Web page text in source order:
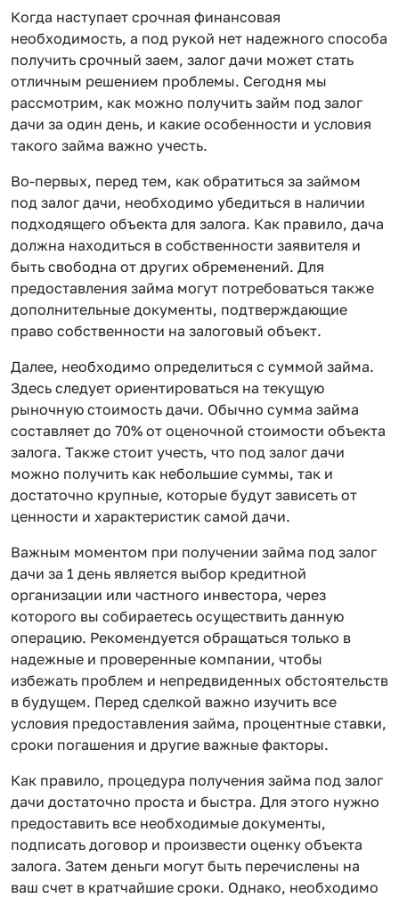
Когда наступает срочная финансовая
необходимость, а под рукой нет надежного способа
получить срочный заем, залог дачи может стать
отличным решением проблемы. Сегодня мы
рассмотрим, как можно получить займ под залог
дачи за один день, и какие особенности и условия
такого займа важно учесть.
Во-первых, перед тем, как обратиться за займом
под залог дачи, необходимо убедиться в наличии
подходящего объекта для залога. Как правило, дача
должна находиться в собственности заявителя и
быть свободна от других обременений. Для
предоставления займа могут потребоваться также
дополнительные документы, подтверждающие
право собственности на залоговый объект.
Далее, необходимо определиться с суммой займа.
Здесь следует ориентироваться на текущую
рыночную стоимость дачи. Обычно сумма займа
составляет до 70% от оценочной стоимости объекта
залога. Также стоит учесть, что под залог дачи
можно получить как небольшие суммы, так и
достаточно крупные, которые будут зависеть от
ценности и характеристик самой дачи.
Важным моментом при получении займа под залог
дачи за 1 день является выбор кредитной
организации или частного инвестора, через
которого вы собираетесь осуществить данную
операцию. Рекомендуется обращаться только в
надежные и проверенные компании, чтобы
избежать проблем и непредвиденных обстоятельств
в будущем. Перед сделкой важно изучить все
условия предоставления займа, процентные ставки,
сроки погашения и другие важные факторы.
Как правило, процедура получения займа под залог
дачи достаточно проста и быстра. Для этого нужно
предоставить все необходимые документы,
подписать договор и произвести оценку объекта
залога. Затем деньги могут быть перечислены на
ваш счет в кратчайшие сроки. Однако, необходимо